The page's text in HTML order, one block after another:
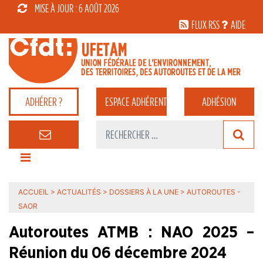
MISE À JOUR : 6 AOÛT 2026
FLUX RSS
AIDE
ADHÉRER ? ESPACEADHÉRENT ADHÉSION
ACCUEIL > ACTUALITÉS > DOSSIERS À LA UNE > AUTOROUTES -
SAOR
Autoroutes ATMB : NAO 2025 –
Réunion du 06 décembre 2024